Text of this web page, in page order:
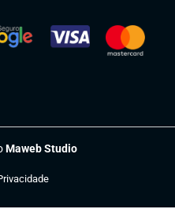
Maweb Studio